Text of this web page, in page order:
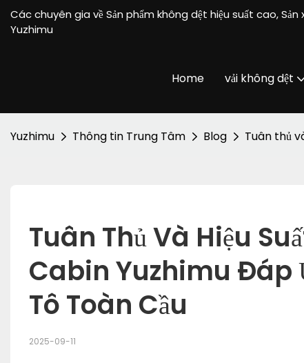
Các chuyên gia về Sản phẩm không dệt hiệu suất cao,
Yuzhimu
Home vải không dệt
Yuzhimu Thông tin Trung Tâm Blog Tuân thủ
Tuân Thủ Và Hiệu
Cabin Yuzhimu Đáp
Tô Toàn Cầu
2025-09-11